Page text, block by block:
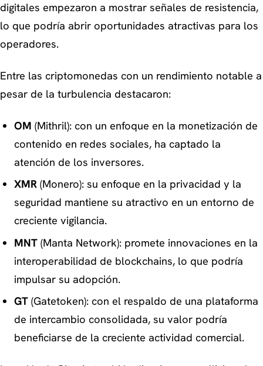
digitales empezaron a mostrar señales de resistencia,
lo que podría abrir oportunidades atractivas para los
operadores.
Entre las criptomonedas con un rendimiento notable a
pesar de la turbulencia destacaron:
OM (Mithril): con un enfoque en la monetización de
contenido en redes sociales, ha captado la
atención de los inversores.
XMR(Monero): su enfoque en la privacidad y la
seguridad mantiene su atractivo en un entorno de
creciente vigilancia.
MNT(Manta Network): promete innovaciones en la
interoperabilidad de blockchains, lo que podría
impulsar su adopción.
GT(Gatetoken): con el respaldo de una plataforma
de intercambio consolidada, su valor podría
beneficiarse de la creciente actividad comercial.